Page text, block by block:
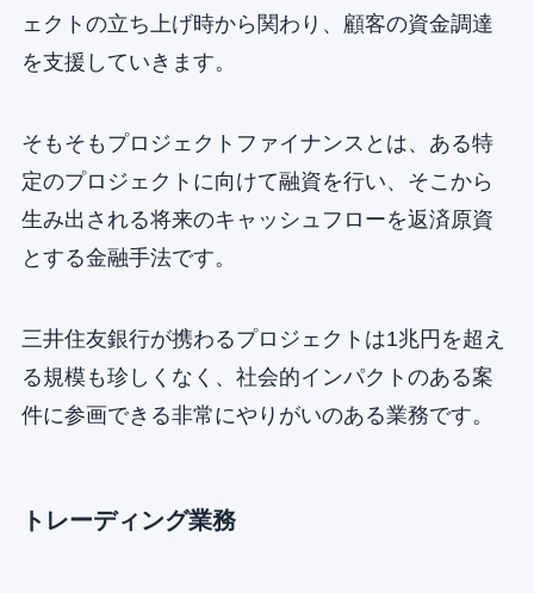
ェクトの立ち上げ時から関わり、顧客の資金調達
を支援していきます。
そもそもプロジェクトファイナンスとは、ある特
定のプロジェクトに向けて融資を行い、そこから
生み出される将来のキャッシュフローを返済原資
とする金融手法です。
三井住友銀行が携わるプロジェクトは1兆円を超え
る規模も珍しくなく、社会的インパクトのある案
件に参画できる非常にやりがいのある業務です。
トレーディング業務